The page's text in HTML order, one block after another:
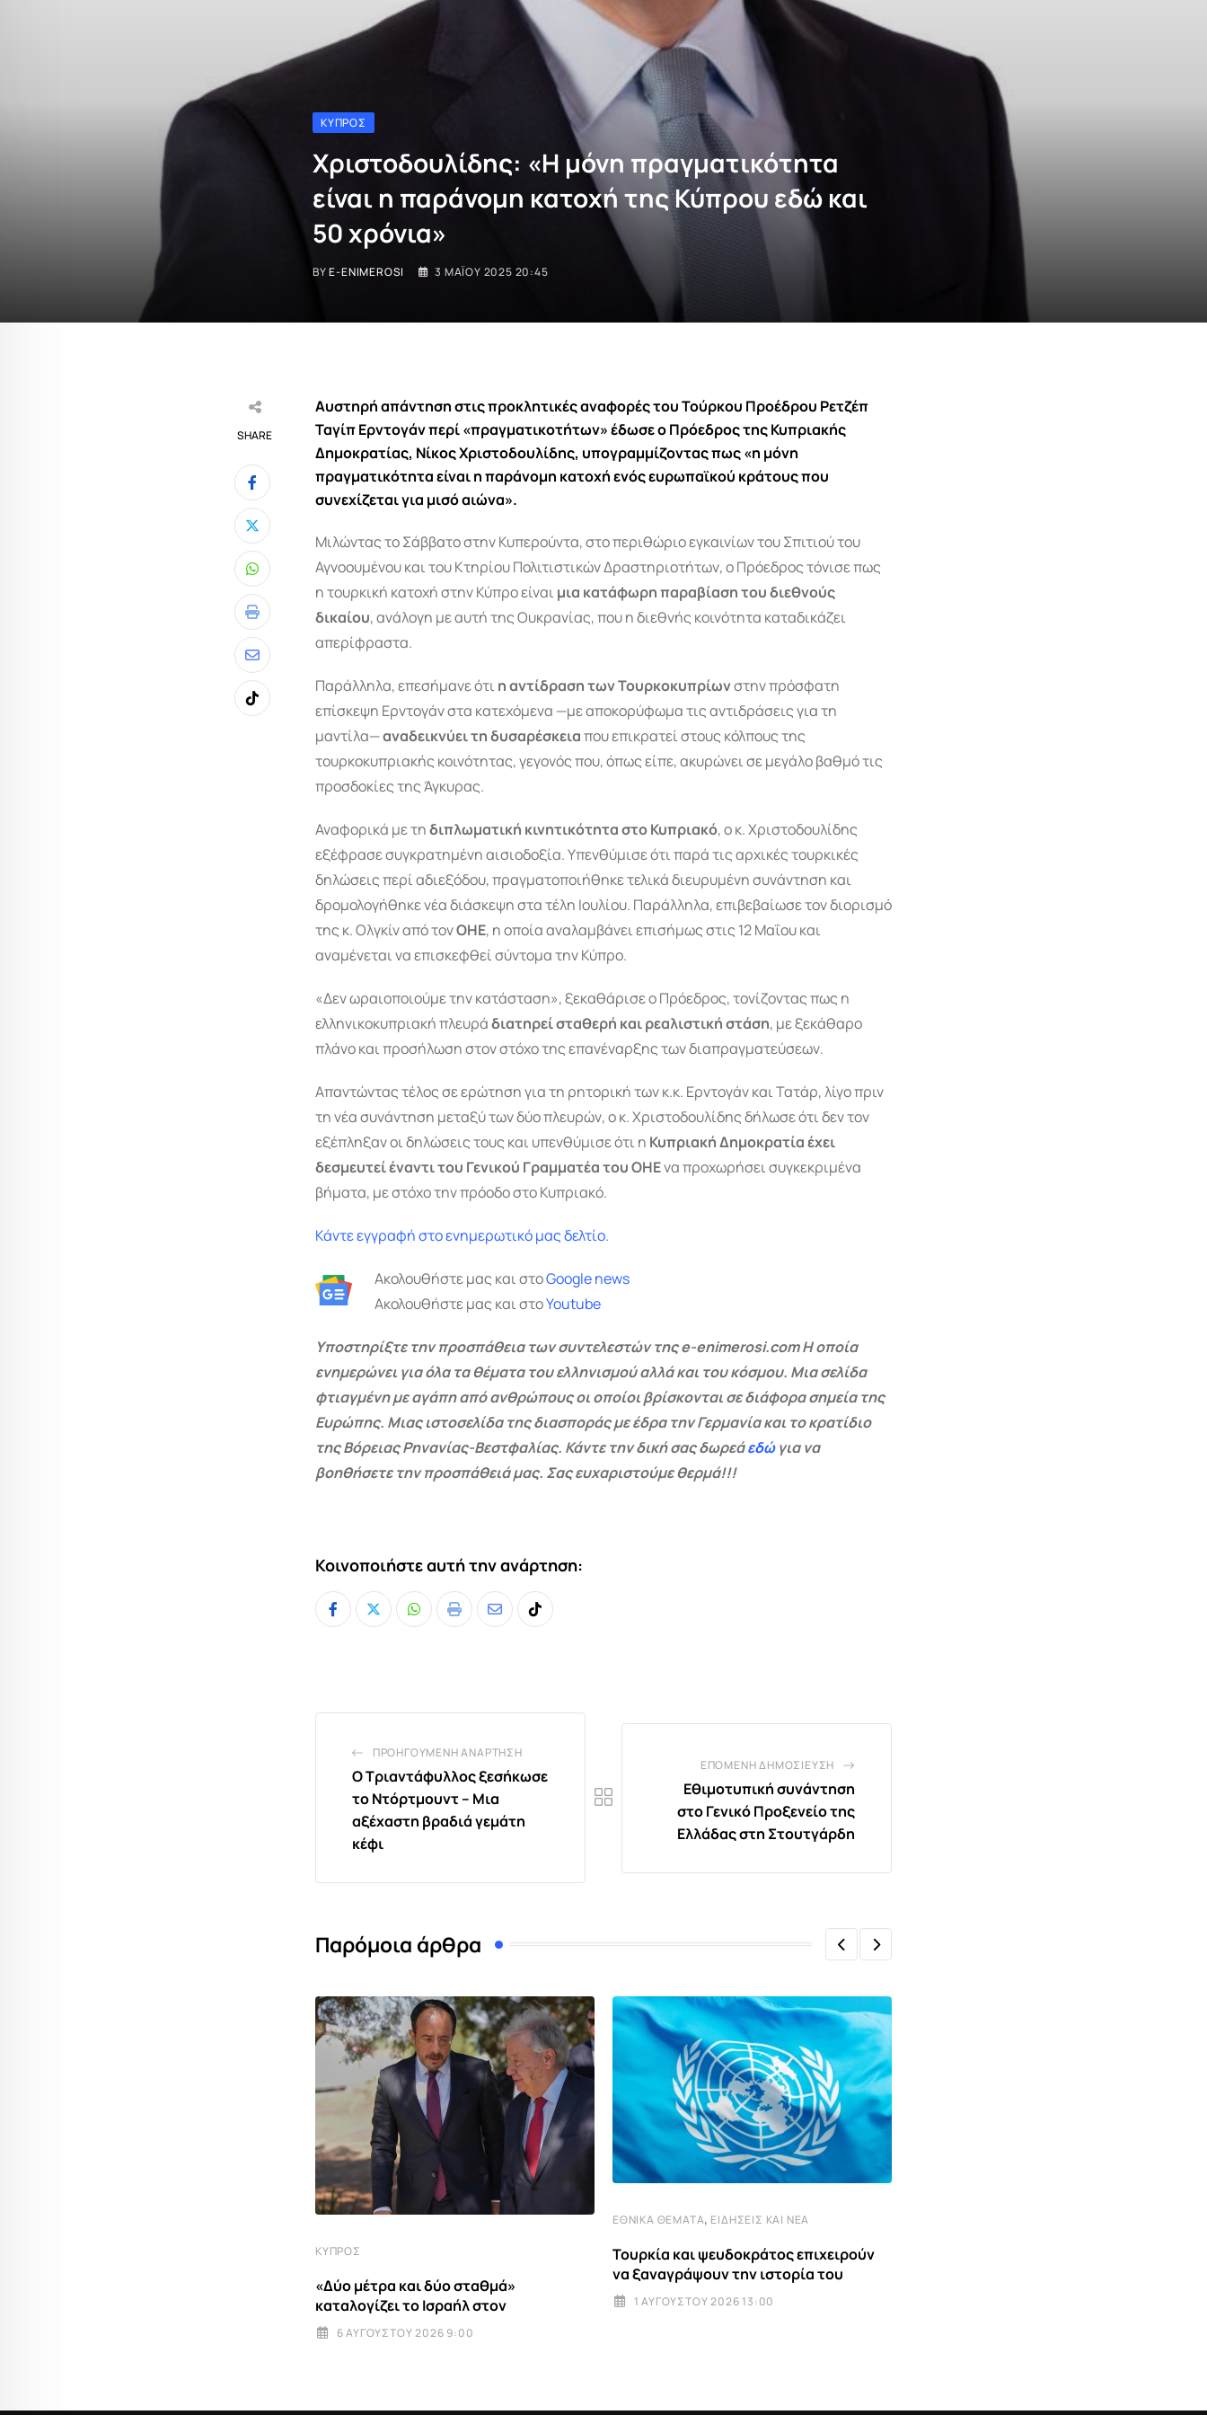
ΚΎΠΡΟΣ
Χριστοδουλίδης: «Η μόνη πραγματικότητα
είναι η παράνομη κατοχή της Κύπρου εδώ και
50 χρόνια»
BYE-ENIMEROSI 3 ΜΑΪ́ΟΥ 2025 20:45
SHARE
Whatsapp
Print
Share
via
Email
Tiktok
Αυστηρή απάντηση στις προκλητικές αναφορές του Τούρκου Προέδρου Ρετζέπ
Ταγίπ Ερντογάν περί «πραγματικοτήτων» έδωσε ο Πρόεδρος της Κυπριακής
Δημοκρατίας, Νίκος Χριστοδουλίδης, υπογραμμίζοντας πως «η μόνη
πραγματικότητα είναι η παράνομη κατοχή ενός ευρωπαϊκού κράτους που
συνεχίζεται για μισό αιώνα».
Μιλώντας το Σάββατο στην Κυπερούντα, στο περιθώριο εγκαινίων του Σπιτιού του
Αγνοουμένου και του Κτηρίου Πολιτιστικών Δραστηριοτήτων, ο Πρόεδρος τόνισε πως
η τουρκική κατοχή στην Κύπρο είναι μια κατάφωρη παραβίαση του διεθνούς
δικαίου, ανάλογη με αυτή της Ουκρανίας, που η διεθνής κοινότητα καταδικάζει
απερίφραστα.
Παράλληλα, επεσήμανε ότι η αντίδραση των Τουρκοκυπρίωνστην πρόσφατη
επίσκεψη Ερντογάν στα κατεχόμενα —με αποκορύφωμα τις αντιδράσεις για τη
μαντίλα—αναδεικνύει τη δυσαρέσκειαπου επικρατεί στους κόλπους της
τουρκοκυπριακής κοινότητας, γεγονός που, όπως είπε, ακυρώνει σε μεγάλο βαθμό τις
προσδοκίες της Άγκυρας.
Αναφορικά με τηδιπλωματική κινητικότητα στο Κυπριακό, ο κ. Χριστοδουλίδης
εξέφρασε συγκρατημένη αισιοδοξία. Υπενθύμισε ότι παρά τις αρχικές τουρκικές
δηλώσεις περί αδιεξόδου, πραγματοποιήθηκε τελικά διευρυμένη συνάντηση και
δρομολογήθηκε νέα διάσκεψη στα τέλη Ιουλίου. Παράλληλα, επιβεβαίωσε τον διορισμό
της κ. Ολγκίν από τονΟΗΕ, η οποία αναλαμβάνει επισήμως στις 12 Μαΐου και
αναμένεται να επισκεφθεί σύντομα την Κύπρο.
«Δεν ωραιοποιούμε την κατάσταση», ξεκαθάρισε ο Πρόεδρος, τονίζοντας πως η
ελληνικοκυπριακή πλευράδιατηρεί σταθερή και ρεαλιστική στάση, με ξεκάθαρο
πλάνο και προσήλωση στον στόχο της επανέναρξης των διαπραγματεύσεων.
Απαντώντας τέλος σε ερώτηση για τη ρητορική των κ.κ. Ερντογάν και Τατάρ, λίγο πριν
τη νέα συνάντηση μεταξύ των δύο πλευρών, ο κ. Χριστοδουλίδης δήλωσε ότι δεν τον
εξέπληξαν οι δηλώσεις τους και υπενθύμισε ότι η Κυπριακή Δημοκρατία έχει
δεσμευτεί έναντι του Γενικού Γραμματέα του ΟΗΕνα προχωρήσει συγκεκριμένα
βήματα, με στόχο την πρόοδο στο Κυπριακό.
Κάντε εγγραφή στο ενημερωτικό μας δελτίο.
Ακολουθήστε μας και στοGooglenews
Ακολουθήστε μας και στοYoutube
Υποστηρίξτε την προσπάθεια των συντελεστών της e-enimerosi.com Η οποία
ενημερώνει για όλα τα θέματα του ελληνισμού αλλά και του κόσμου. Μια σελίδα
φτιαγμένη με αγάπη από ανθρώπους οι οποίοι βρίσκονται σε διάφορα σημεία της
Ευρώπης. Μιας ιστοσελίδα της διασποράς με έδρα την Γερμανία και το κρατίδιο
της Βόρειας Ρηνανίας-Βεστφαλίας. Κάντε την δική σας δωρεάεδώγια να
βοηθήσετε την προσπάθειά μας. Σας ευχαριστούμε θερμά!!!
Κοινοποιήστε αυτή την ανάρτηση:
Whatsapp
Print
ShareTiktok
ΠΡΟΗΓΟΎΜΕΝΗ ΑΝΆΡΤΗΣΗ
Ο Τριαντάφυλλος ξεσήκωσε
το Ντόρτμουντ – Μια
αξέχαστη βραδιά γεμάτη
κέφι
ΕΠΌΜΕΝΗ ΔΗΜΟΣΊΕΥΣΗ
Εθιμοτυπική συνάντηση
στο Γενικό Προξενείο της
Ελλάδας στη Στουτγάρδη
Παρόμοια άρθρα
ΚΎΠΡΟΣ
«Δύο μέτρα και δύο σταθμά»
καταλογίζει το Ισραήλ στον
6 ΑΥΓΟΎΣΤΟΥ 2026 9:00
ΕΘΝΙΚΆ ΘΈΜΑΤΑ, ΕΙΔΉΣΕΙΣ ΚΑΙ ΝΈΑ
Τουρκία και ψευδοκράτος επιχειρούν
να ξαναγράψουν την ιστορία του
1 ΑΥΓΟΎΣΤΟΥ 2026 13:00